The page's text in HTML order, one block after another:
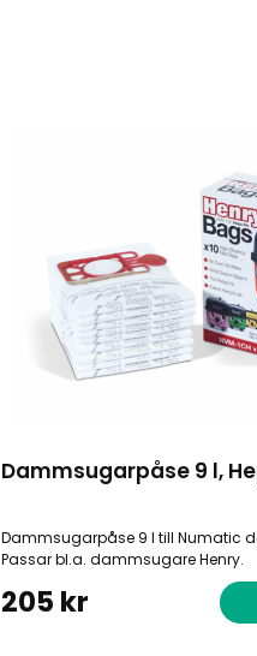
Dammsugarpåse 9 l,
Dammsugarpåse 9 l till Numatic
Passar bl.a. dammsugare Henry.
205 kr